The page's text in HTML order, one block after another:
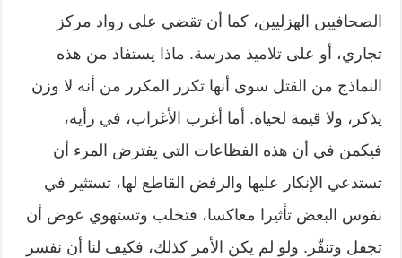
الصحافيين الهزليين، كما أن تقضي على رواد مركز
تجاري، أو على تلاميذ مدرسة. ماذا يستفاد من هذه
النماذج من القتل سوى أنها تكرر المكرر من أنه لا وزن
يذكر، ولا قيمة لحياة. أما أغرب الأغراب، في رأيه،
فيكمن في أن هذه الفظاعات التي يفترض المرء أن
تستدعي الإنكار عليها والرفض القاطع لها، تستثير في
نفوس البعض تأثيرا معاكسا، فتخلب وتستهوي عوض أن
تجفل وتنفّر. ولو لم يكن الأمر كذلك، فكيف لنا أن نفسر